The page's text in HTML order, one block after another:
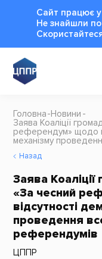
Сайт працює
Не знайшли
Головна Новини
Заява Коаліції
референдум» щодо
механізму
Назад
Заява Коаліції
«За чесний
відсутності
проведення
референдумів
ЦППР